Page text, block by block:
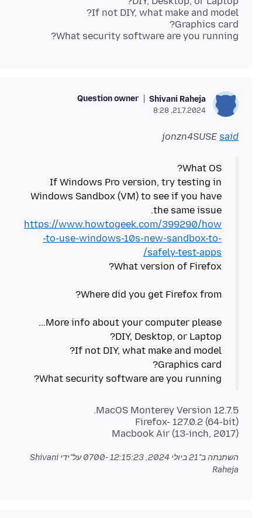
What security software are you running?
Shivani Raheja
Question owner
21.7.2024, 8:28
jonzn4SUSE said
If Windows Pro version, try testing in
Windows Sandbox (VM) to see if you have
the same issue.
https://www.howtogeek.com/399290/how
-to-use-windows-10s-new-sandbox-to-
safely-test-apps/
What security software are you running?
Macbook Air (13-inch, 2017)
השתנתה ב־21 ביולי 2024, 12:15:23 -0700
על־ידי Shivani
Raheja